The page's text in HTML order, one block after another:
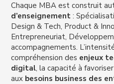
Chaque MBA est construit
d’enseignement:
Design & Tech, Product &
Entrepreneuriat,
accompagnements.
compréhension des enjeux
digital, la capacité à
aux besoins business des